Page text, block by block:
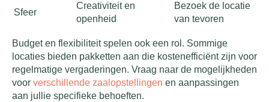
Sfeer
Creativiteit en
openheid
Bezoek de locatie
van tevoren
Budget en flexibiliteit spelen ook een rol. Sommige
locaties bieden pakketten aan die kostenefficiënt zijn voor
regelmatige vergaderingen. Vraag naar de mogelijkheden
voor verschillende zaalopstellingen en aanpassingen
aan jullie specifieke behoeften.